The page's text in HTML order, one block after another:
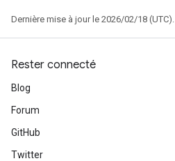
Dernière mise à jour le 2026/02/18 (UTC).
Rester connecté
Blog
Forum
GitHub
Twitter